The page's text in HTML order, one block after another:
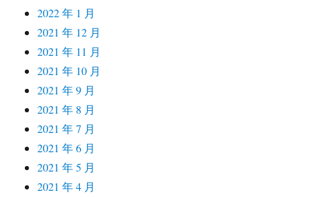
2022 年 1 月
2021 年 12 月
2021 年 11 月
2021 年 10 月
2021 年 9 月
2021 年 8 月
2021 年 7 月
2021 年 6 月
2021 年 5 月
2021 年 4 月